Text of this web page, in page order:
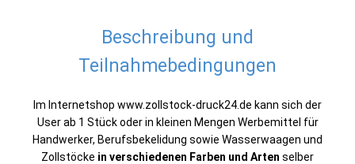
Beschreibung und
Teilnahmebedingungen
Im Internetshop www.zollstock-druck24.de kann sich der
User ab 1 Stück oder in kleinen Mengen Werbemittel für
Handwerker, Berufsbekelidung sowie Wasserwaagen und
Zollstöcke in verschiedenen Farben und Arten selber